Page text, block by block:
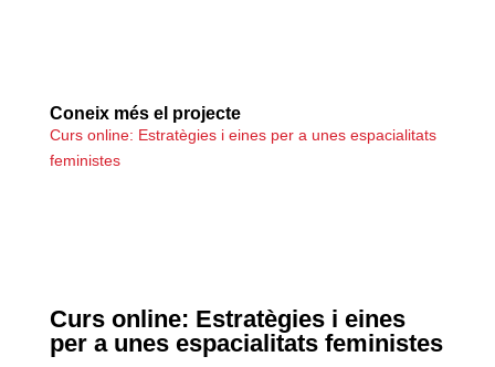
Coneix més el projecte
Curs online: Estratègies i eines per a unes espacialitats
feministes
Curs online: Estratègies i eines
per a unes espacialitats feministes